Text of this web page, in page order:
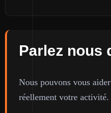
Parlez nous
Nous pouvons vous
réellement votre activité.